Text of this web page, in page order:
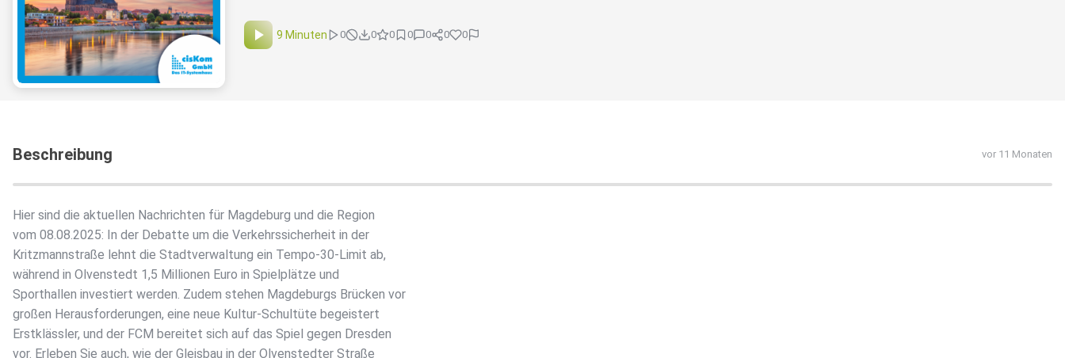
9 Minuten 0 0 0 0 0 0 0
Beschreibung vor 11 Monaten
Hier sind die aktuellen Nachrichten für Magdeburg und die Region
vom 08.08.2025: In der Debatte um die Verkehrssicherheit in der
Kritzmannstraße lehnt die Stadtverwaltung ein Tempo-30-Limit ab,
während in Olvenstedt 1,5 Millionen Euro in Spielplätze und
Sporthallen investiert werden. Zudem stehen Magdeburgs Brücken vor
großen Herausforderungen, eine neue Kultur-Schultüte begeistert
Erstklässler, und der FCM bereitet sich auf das Spiel gegen Dresden
vor. Erleben Sie auch, wie der Gleisbau in der Olvenstedter Straße